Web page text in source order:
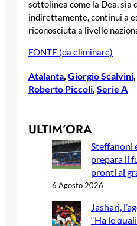
sottolinea come la Dea, sia
indirettamente, continui a
riconosciuta a livello
FONTE (da eliminare)
Atalanta, Giorgio Scalvini,
Roberto Piccoli, Serie A
ULTIM’ORA
Steffanoni
prepara il
pronti al
6 Agosto 2026
Jashari,
“Ha le